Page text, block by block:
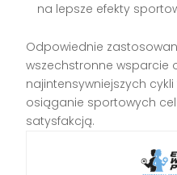
na lepsze efekty
Odpowiednie
wszechstronne wsparcie
najintensywniejszych
osiąganie sportowych
satysfakcją.